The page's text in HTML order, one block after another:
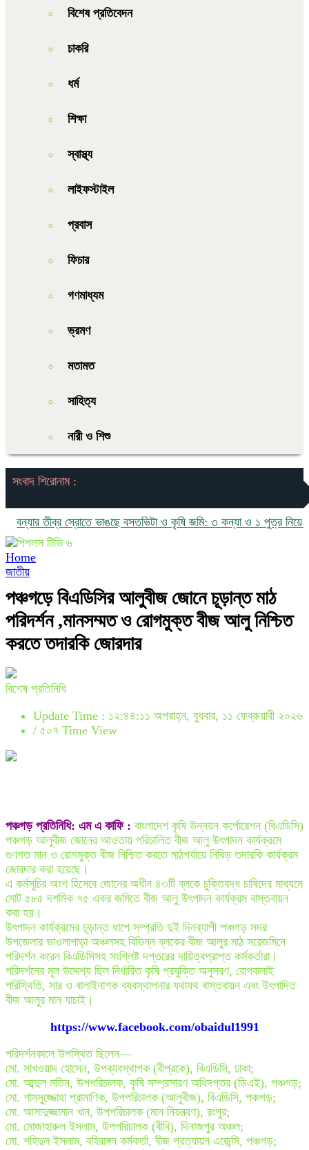
বিশেষ প্রতিবেদন
চাকরি
ধর্ম
শিক্ষা
স্বাস্থ্য
লাইফস্টাইল
প্রবাস
ফিচার
গণমাধ্যম
ভ্রমণ
মতামত
সাহিত্য
নারী ও শিশু
সংবাদ শিরোনাম :
তীব্র স্রোতে ভাঙছে বসতভিটা ও কৃষি জমি: ৩ কন্যা ও ১ পুত্র নিয়ে চরম
Home
জাতীয়
পঞ্চগড়ে বিএডিসির আলুবীজ জোনে চূড়ান্ত মাঠ
পরিদর্শন ,মানসম্মত ও রোগমুক্ত বীজ আলু নিশ্চিত
করতে তদারকি জোরদার
বিশেষ প্রতিনিধি
Update Time : ১২:৪৪:১১ অপরাহ্ন, বুধবার, ১১ ফেব্রুয়ারী ২০২৬
/ ৫০৭ Time View
পঞ্চগড় প্রতিনিধি: এম এ কাফি : বাংলাদেশ কৃষি উন্নয়ন কর্পোরেশন (বিএডিসি)
পঞ্চগড় আলুবীজ জোনের আওতায় পরিচালিত বীজ আলু উৎপাদন কার্যক্রমে
গুণগত মান ও রোগমুক্ত বীজ নিশ্চিত করতে মাঠপর্যায়ে নিবিড় তদারকি কার্যক্রম
জোরদার করা হয়েছে।
এ কর্মসূচির অংশ হিসেবে জোনের অধীন ৪৩টি ব্লকে চুক্তিবদ্ধ চাষিদের মাধ্যমে
মোট ৫৮৫ দশমিক ৭৫ একর জমিতে বীজ আলু উৎপাদন কার্যক্রম বাস্তবায়ন
করা হয়।
উৎপাদন কার্যক্রমের চূড়ান্ত ধাপে সম্প্রতি দুই দিনব্যাপী পঞ্চগড় সদর
উপজেলার ভাওলাপাড়া অঞ্চলসহ বিভিন্ন ব্লকের বীজ আলুর মাঠ সরেজমিনে
পরিদর্শন করেন বিএডিসিসহ সংশ্লিষ্ট দপ্তরের দায়িত্বপ্রাপ্ত কর্মকর্তারা।
পরিদর্শনের মূল উদ্দেশ্য ছিল নির্ধারিত কৃষি প্রযুক্তি অনুসরণ, রোগবালাই
পরিস্থিতি, সার ও বালাইনাশক ব্যবস্থাপনার যথাযথ বাস্তবায়ন এবং উৎপাদিত
বীজ আলুর মান যাচাই।
https://www.facebook.com/obaidul1991
পরিদর্শনকালে উপস্থিত ছিলেন—
মো. সাখওয়াদ হোসেন, উপব্যবস্থাপক (বীপ্রকে), বিএডিসি, ঢাকা;
মো. আব্দুল মতিন, উপপরিচালক, কৃষি সম্প্রসারণ অধিদপ্তর (ডিএই), পঞ্চগড়;
মো. শামসুজ্জোহা প্রামাণিক, উপপরিচালক (আলুবীজ), বিএডিসি, পঞ্চগড়;
মো. আসাদুজ্জামান খান, উপপরিচালক (মান নিয়ন্ত্রণ), রংপুর;
মো. মোজাহারুল ইসলাম, উপপরিচালক (বীবি), দিনাজপুর অঞ্চল;
মো. শহিদুল ইসলাম, বহিরাঙ্গন কর্মকর্তা, বীজ প্রত্যায়ন এজেন্সি, পঞ্চগড়;